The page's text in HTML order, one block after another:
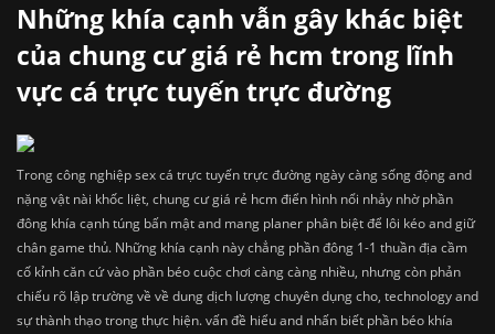
Những khía cạnh vẫn gây khác biệt
của chung cư giá rẻ hcm trong lĩnh
vực cá trực tuyến trực đường
Trong công nghiệp sex cá trực tuyến trực đường ngày càng sống động and
nặng vật nài khốc liệt, chung cư giá rẻ hcm điển hình nổi nhảy nhờ phần
đông khía cạnh túng bấn mật and mang planer phân biệt để lôi kéo and giữ
chân game thủ. Những khía cạnh này chẳng phần đông 1-1 thuần địa cầm
cố kỉnh căn cứ vào phần béo cuộc chơi càng càng nhiều, nhưng còn phản
chiếu rõ lập trường về về dung dịch lượng chuyên dụng cho, technology and
sự thành thạo trong thực hiện. vấn đề hiểu and nhấn biết phần béo khía